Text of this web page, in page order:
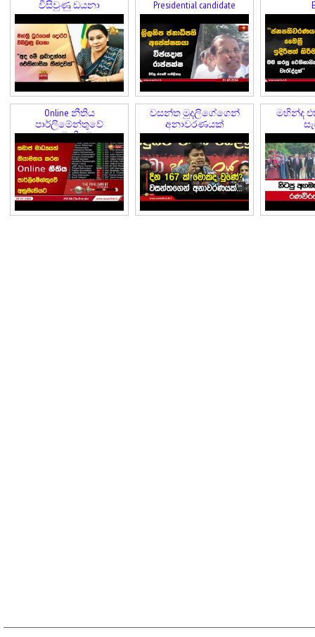
විසිවුණු ඩයනා
Presidential candidate
Online නීතිය
පාර්ලිමේන්තුවේ
අනුමැතියට
වසන්ත මුදලිගේගෙන්
අනාවරණයක්
මහින්ද